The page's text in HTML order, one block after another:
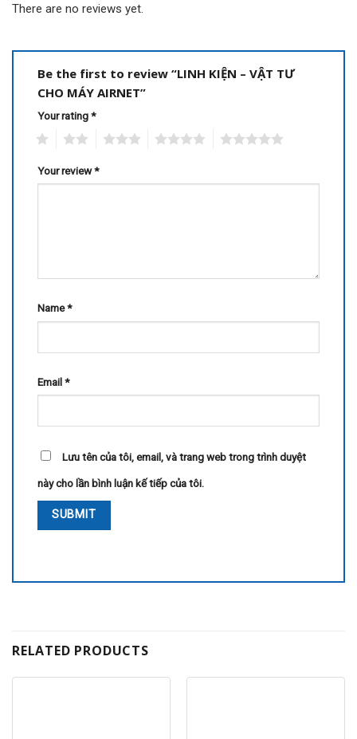
There are no reviews yet.
Be the first to review “LINH KIỆN – VẬT TƯ
CHO MÁY AIRNET”
Your rating*
Your review*
Name*
Email*
Lưu tên của tôi, email, và trang web trong trình duyệt
này cho lần bình luận kế tiếp của tôi.
RELATED PRODUCTS